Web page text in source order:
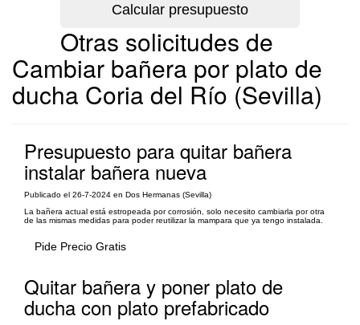
Otras solicitudes de
Cambiar bañera por plato de
ducha Coria del Río (Sevilla)
Presupuesto para quitar bañera
instalar bañera nueva
Publicado el 26-7-2024 en Dos Hermanas (Sevilla)
La bañera actual está estropeada por corrosión, solo necesito cambiarla por otra
de las mismas medidas para poder reutilizar la mampara que ya tengo instalada.
Pide Precio Gratis
Quitar bañera y poner plato de
ducha con plato prefabricado